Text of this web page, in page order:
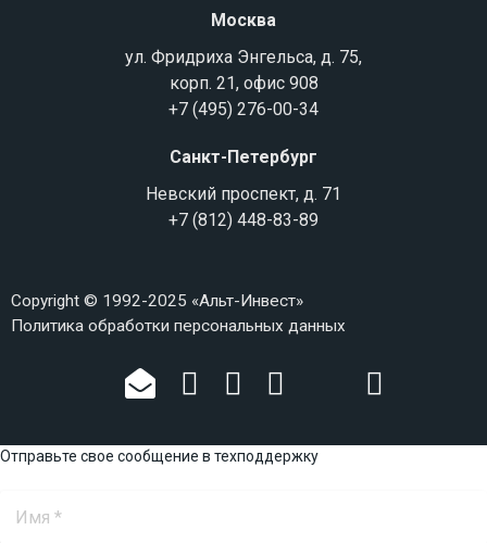
Москва
ул. Фридриха Энгельса, д. 75,
корп. 21, офис 908
+7 (495) 276-00-34
Санкт-Петербург
Невский проспект, д. 71
+7 (812) 448-83-89
Copyright © 1992-2025 «Альт-Инвест»
Политика обработки персональных данных
Отправьте свое сообщение в техподдержку